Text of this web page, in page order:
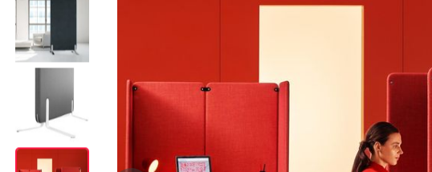
Bürocontainer
Standcontainer
Rollcontainer
Chefbüros